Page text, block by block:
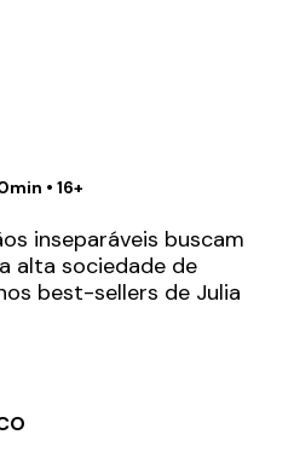
• 16+
inseparáveis buscam
alta sociedade de
best-sellers de Julia